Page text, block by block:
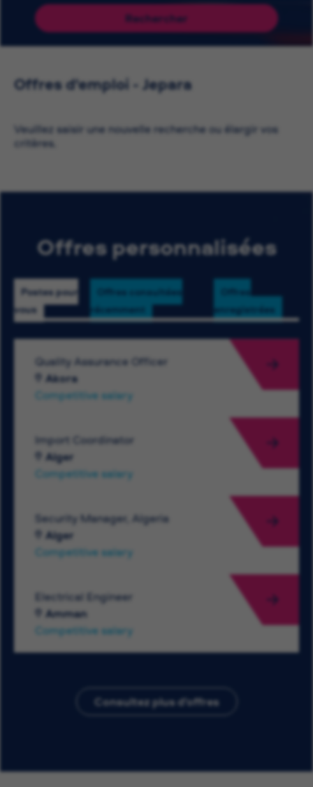
Rechercher
Offres d'emploi - Jepara
Veuillez saisir une nouvelle recherche ou élargir vos
critères.
Offres personnalisées
Postes pour
vous
Offres consultées
récemment
Offres
enregistrées
Quality Assurance Officer
Akora
Competitive salary
Import Coordinator
Alger
Competitive salary
Security Manager, Algeria
Alger
Competitive salary
Electrical Engineer
Amman
Competitive salary
Consultez plus d’offres